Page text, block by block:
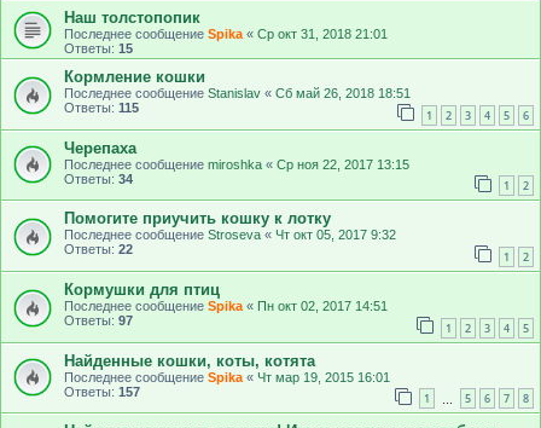
Наш толстопопик
Последнее сообщение Spika « Ср окт 31, 2018 21:01
Ответы: 15
Кормление кошки
Последнее сообщение Stanislav « Сб май 26, 2018 18:51
Ответы: 115 1 2 3 4 5 6
Черепаха
Последнее сообщение miroshka « Ср ноя 22, 2017 13:15
Ответы: 34 1 2
Помогите приучить кошку к лотку
Последнее сообщение Stroseva « Чт окт 05, 2017 9:32
Ответы: 22 1 2
Кормушки для птиц
Последнее сообщение Spika « Пн окт 02, 2017 14:51
Ответы: 97 1 2 3 4 5
Найденные кошки, коты, котята
Последнее сообщение Spika « Чт мар 19, 2015 16:01
Ответы: 157 1 5 6 7 8